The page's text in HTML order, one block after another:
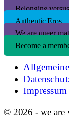
Belonging
Authentic Eros
We are queer
Become a
Impressum
© 2026 - we are